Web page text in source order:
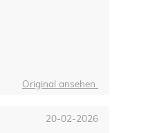
Original ansehen
20-02-2026